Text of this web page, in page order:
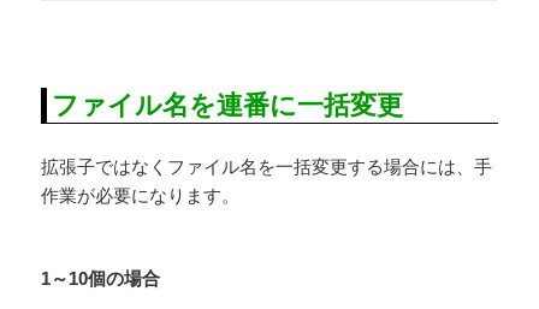
ファイル名を連番に一括変更
拡張子ではなくファイル名を一括変更する場合には、手
作業が必要になります。
1～10個の場合